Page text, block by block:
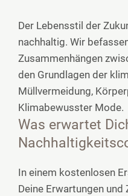
Der Lebensstil der
nachhaltig. Wir
Zusammenhängen
den Grundlagen der
Müllvermeidung,
Klimabewusster Mode.
Was erwartet
In einem kostenlosen
Deine Erwartungen und